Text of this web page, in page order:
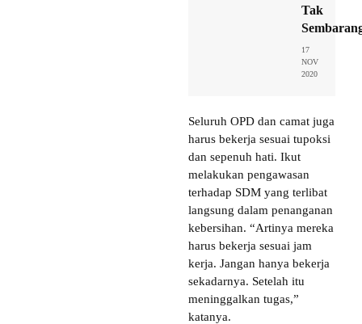
Tak
17
NOV
2020
Seluruh OPD dan camat juga
harus bekerja sesuai tupoksi
dan sepenuh hati. Ikut
melakukan pengawasan
terhadap SDM yang terlibat
langsung dalam penanganan
kebersihan. “Artinya mereka
harus bekerja sesuai jam
kerja. Jangan hanya bekerja
sekadarnya. Setelah itu
meninggalkan tugas,”
katanya.